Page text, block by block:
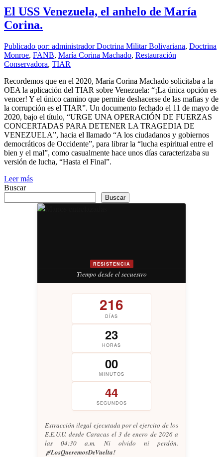
El USS Venezuela, el anhelo de María
Corina.
Publicado por: administradorDoctrina Militar Bolivariana, Doctrina
Monroe, FANB, María Corina Machado, Restauración
Conservadora, TIAR
Recordemos que en el 2020, María Corina Machado solicitaba a la
OEA la aplicación del TIAR sobre Venezuela: “¡La única opción es
vencer! Y el único camino que permite deshacerse de las mafias y de
la corrupción es el TIAR”. Un documento fechado el 11 de mayo de
2020, bajo el título, “URGE UNA OPERACIÓN DE FUERZAS
CONCERTADAS PARA DETENER LA TRAGEDIA DE
VENEZUELA”, hacia el llamado “A los ciudadanos y gobiernos
democráticos de Occidente”, para librar la “lucha espiritual entre el
bien y el mal”, como casualmente hace unos días caracterizaba su
versión de lucha, “Hasta el Final”.
Leer más
Buscar
Buscar
RESISTENCIA
Tiempo desde el secuestro
216
DÍAS
23
HORAS
00
MINUTOS
45
SEGUNDOS
Extracción ilegal ejecutada por el ejercito de los
E.E.U.U. desde Caracas el 3 de enero de 2026 a
las 04:30 a.m. Ni olvido ni perdón.
¡#LosQueremosDeVuelta!